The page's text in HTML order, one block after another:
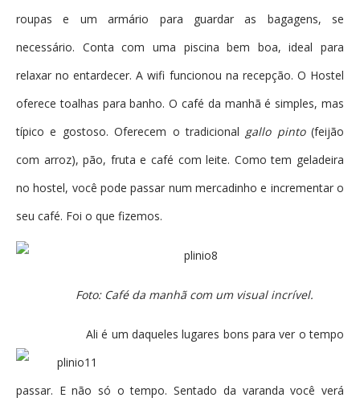
roupas e um armário para guardar as bagagens, se
necessário. Conta com uma piscina bem boa, ideal para
relaxar no entardecer. A wifi funcionou na recepção. O Hostel
oferece toalhas para banho. O café da manhã é simples, mas
típico e gostoso. Oferecem o tradicional gallo pinto(feijão
com arroz), pão, fruta e café com leite. Como tem geladeira
no hostel, você pode passar num mercadinho e incrementar o
seu café. Foi o que fizemos.
Foto: Café da manhã com um visual incrível.
Ali é um daqueles lugares bons para ver o tempo
passar. E não só o tempo. Sentado da varanda você verá